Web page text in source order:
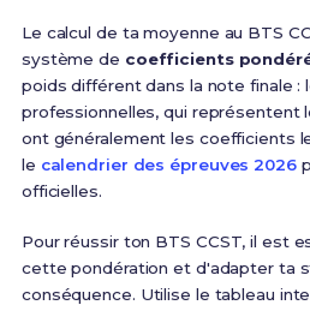
Le calcul de ta moyenne au BTS
système de coefficients
poids différent dans la note finale :
professionnelles, qui
ont généralement les coefficients
le calendrier des épreuves 2026
officielles.
Pour réussir ton BTS CCST, il est
cette pondération et d'adapter ta
conséquence. Utilise le tableau